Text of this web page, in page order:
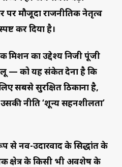
पर मौजूदा राजनीतिक नेतृत्व
कर दिया है।
मिशन का उद्देश्य निजी पूंजी
— को यह संकेत देना है कि
सबसे सुरक्षित ठिकाना है,
नीति ‘शून्य सहनशीलता’
से नव-उदारवाद के सिद्धांत के
क्षेत्र के किसी भी अवशेष के